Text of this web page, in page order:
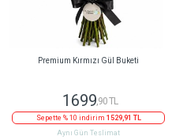
Premium Kırmızı Gül Buketi
1699,90 TL
Sepette % 10 indirim 1529,91 TL
Aynı Gün Teslimat